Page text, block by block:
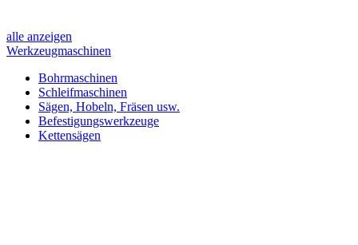
alle anzeigen
Werkzeugmaschinen
Bohrmaschinen
Schleifmaschinen
Sägen, Hobeln, Fräsen usw.
Befestigungswerkzeuge
Kettensägen